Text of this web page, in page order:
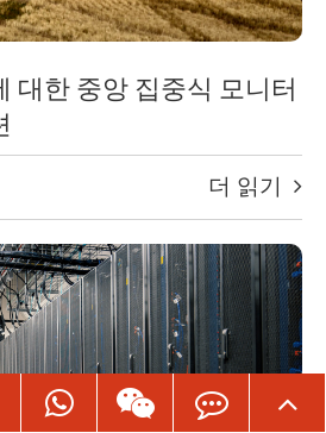
대한 중앙 집중식 모니터
더 읽기